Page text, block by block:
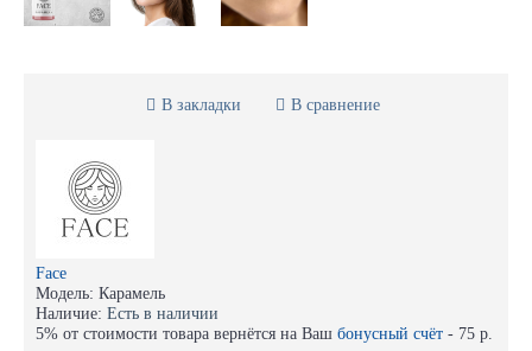
В закладки В сравнение
Face
Модель: Карамель
Наличие: Есть в наличии
5% от стоимости товара вернётся на Ваш бонусный счёт - 75 р.